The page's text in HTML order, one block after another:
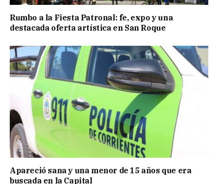
Rumbo a la Fiesta Patronal: fe, expo y una
destacada oferta artística en San Roque
Apareció sana y una menor de 15 años que era
buscada en la Capital